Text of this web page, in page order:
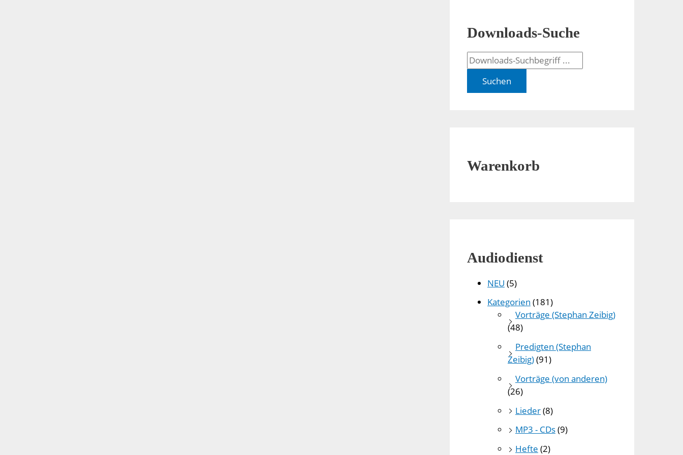
Downloads-Suche
Suchen
Warenkorb
Audiodienst
NEU (5)
Kategorien (181)
Vorträge (Stephan Zeibig)
(48)
Predigten (Stephan
Zeibig)(91)
Vorträge (von anderen)
(26)
Lieder(8)
MP3 - CDs(9)
Hefte (2)